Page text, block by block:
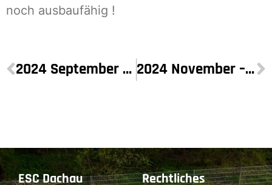
noch ausbaufähig !
2024 September – 29.09.24 2024 November – 08.11.24
ESC Dachau Rechtliches